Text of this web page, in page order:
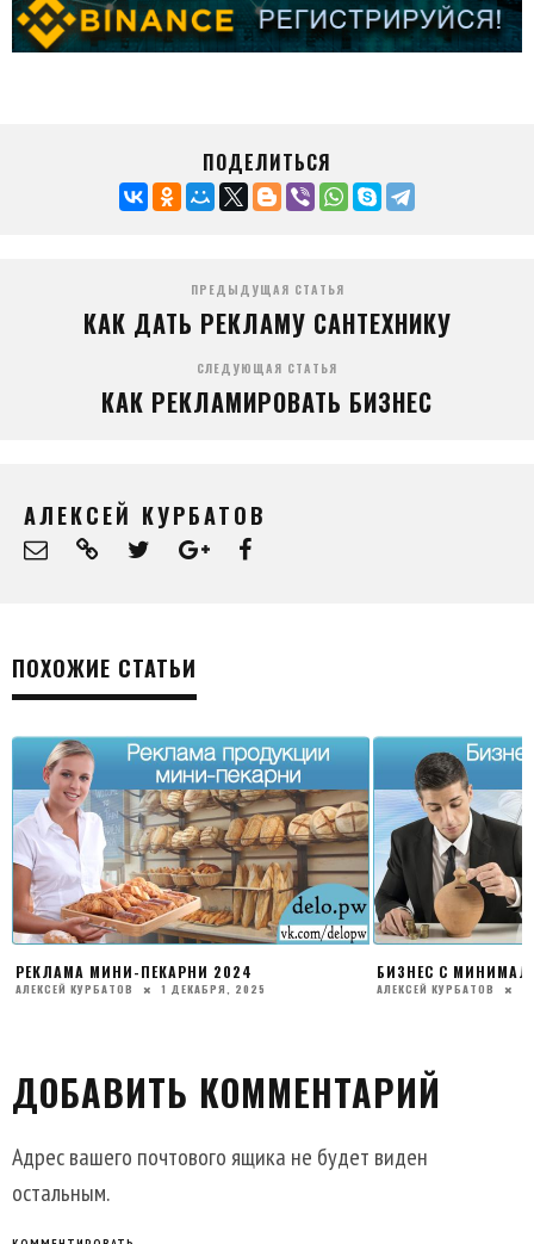
ПОДЕЛИТЬСЯ
ПРЕДЫДУЩАЯ СТАТЬЯ
КАК ДАТЬ РЕКЛАМУ САНТЕХНИКУ
СЛЕДУЮЩАЯ СТАТЬЯ
КАК РЕКЛАМИРОВАТЬ БИЗНЕС
АЛЕКСЕЙ КУРБАТОВ
ПОХОЖИЕ СТАТЬИ
РЕКЛАМА МИНИ-ПЕКАРНИ 2024
АЛЕКСЕЙ КУРБАТОВ 1 ДЕКАБРЯ, 2025
БИЗНЕС С
АЛЕКСЕЙ КУРБАТОВ
ДОБАВИТЬ КОММЕНТАРИЙ
Адрес вашего почтового ящика не будет виден
остальным.